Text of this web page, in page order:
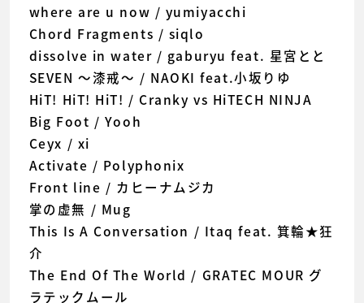
where are u now / yumiyacchi
Chord Fragments / siqlo
dissolve in water / gaburyu feat. 星宮とと
SEVEN 〜漆戒〜 / NAOKI feat.小坂りゆ
HiT! HiT! HiT! / Cranky vs HiTECH NINJA
Big Foot / Yooh
Ceyx / xi
Activate / Polyphonix
Front line / カヒーナムジカ
掌の虚無 / Mug
This Is A Conversation / Itaq feat. 箕輪★狂
介
The End Of The World / GRATEC MOUR グ
ラテックムール